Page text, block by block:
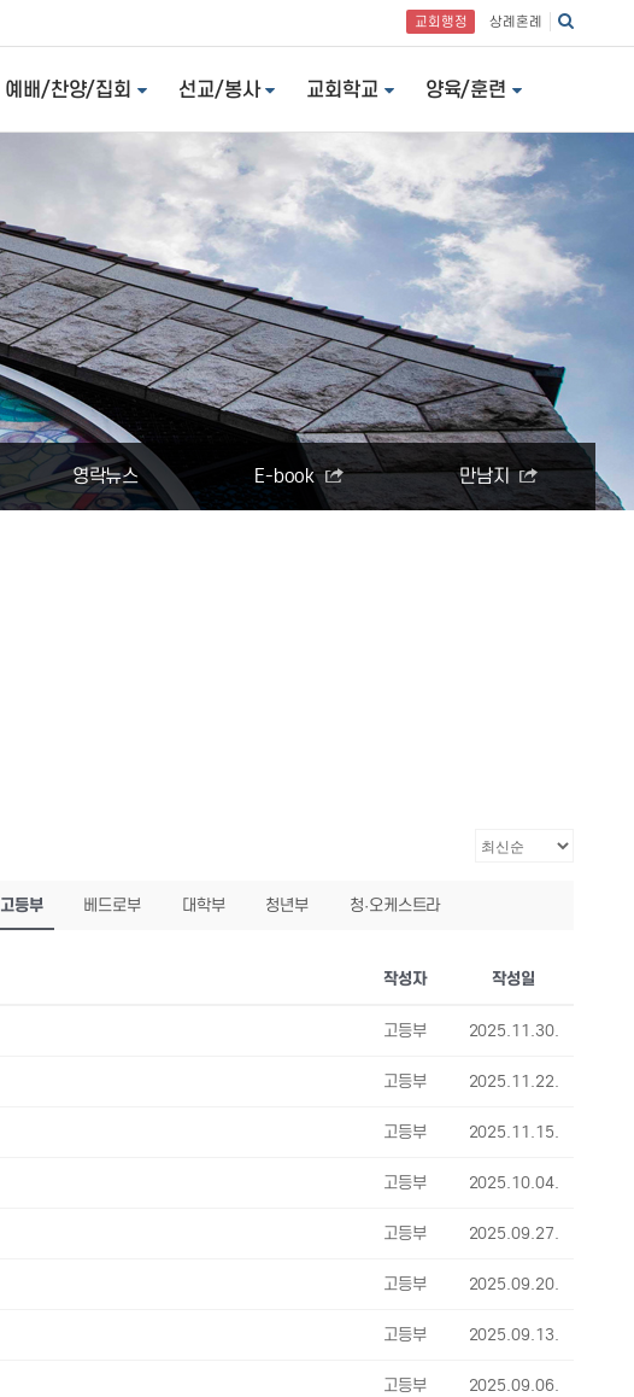
교회행정 상례혼례
예배/찬양/집회 선교/봉사 교회학교 양육/훈련
영락뉴스 E-book 만남지
고등부 베드로부 대학부 청년부 청·오케스트라
작성자 작성일
고등부 2025.11.30.
고등부 2025.11.22.
고등부 2025.11.15.
고등부 2025.10.04.
고등부 2025.09.27.
고등부 2025.09.20.
고등부 2025.09.13.
고등부 2025.09.06.